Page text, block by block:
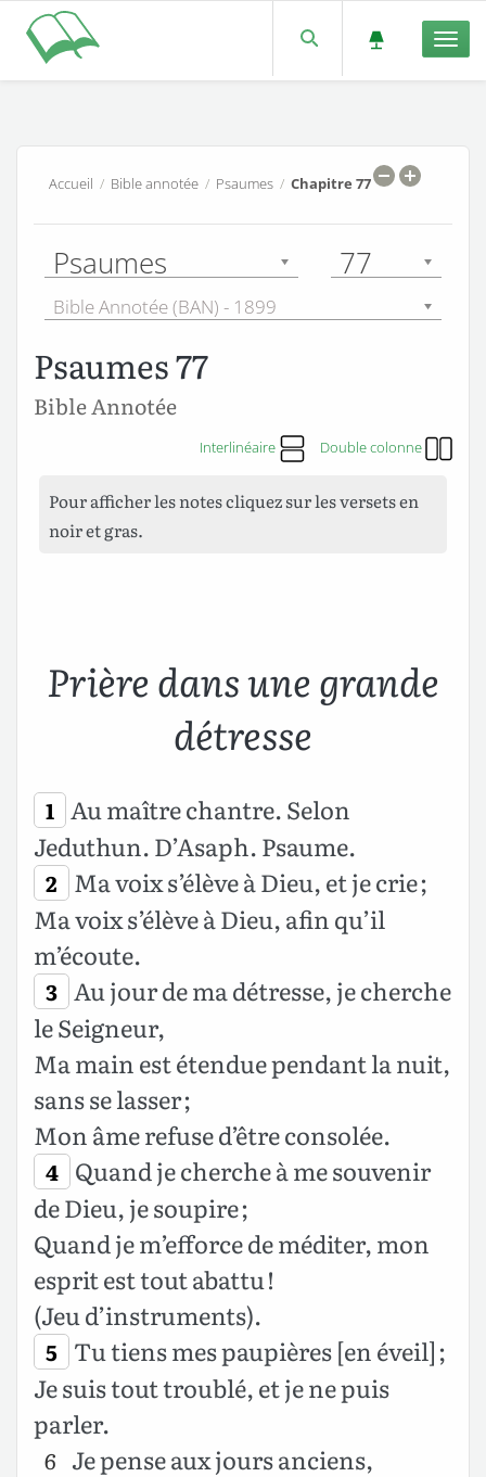
Accueil / Bible annotée/ Psaumes/ Chapitre 77
Psaumes 77
Bible Annotée (BAN) - 1899
Psaumes 77
Bible Annotée
Interlinéaire Double colonne
Pour afficher les notes cliquez sur les versets en
noir et gras.
Prière dans une grande
détresse
1 Au maître chantre. Selon
Jeduthun. D’Asaph. Psaume.
2 Ma voix s’élève à Dieu, et je crie ;
Ma voix s’élève à Dieu, afin qu’il
m’écoute.
3 Au jour de ma détresse, je cherche
le Seigneur,
Ma main est étendue pendant la nuit,
sans se lasser ;
Mon âme refuse d’être consolée.
4 Quand je cherche à me souvenir
de Dieu, je soupire ;
Quand je m’efforce de méditer, mon
esprit est tout abattu !
(Jeu d’instruments).
5 Tu tiens mes paupières [en éveil] ;
Je suis tout troublé, et je ne puis
parler.
6 Je pense aux jours anciens,